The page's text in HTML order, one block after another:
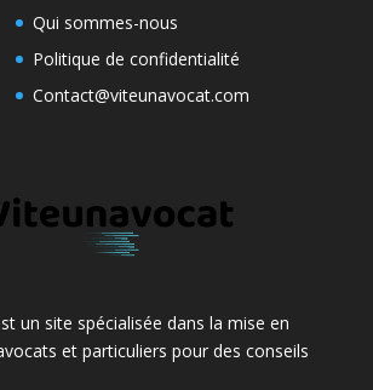
Qui sommes-nous
Politique de confidentialité
Contact@viteunavocat.com
un site spécialisée dans la mise en
et particuliers pour des conseils